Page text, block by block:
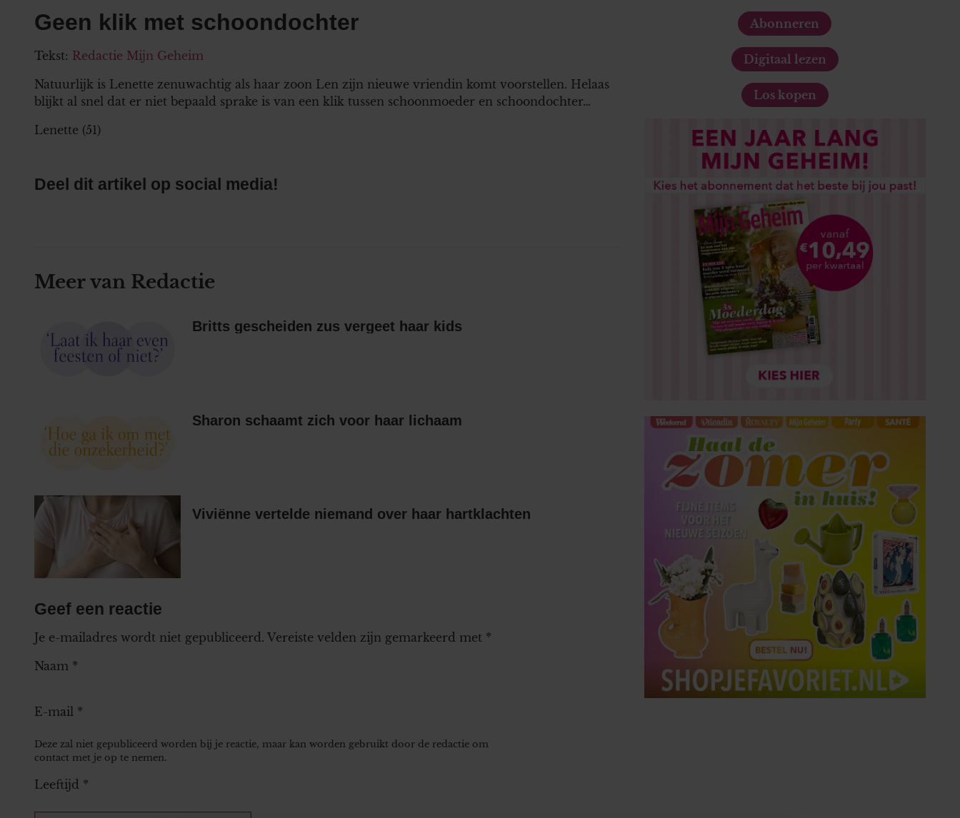
Geen klik met schoondochter
Tekst: Redactie Mijn Geheim
Natuurlijk is Lenette zenuwachtig als haar zoon Len zijn nieuwe vriendin komt voorstellen. Helaas
blijkt al snel dat er niet bepaald sprake is van een klik tussen schoonmoeder en schoondochter…
Lenette (51)
Deel dit artikel op social media!
Meer van Redactie
Britts gescheiden zus vergeet haar kids
Sharon schaamt zich voor haar lichaam
Viviënne vertelde niemand over haar hartklachten
Geef een reactie
Je e-mailadres wordt niet gepubliceerd. Vereiste velden zijn gemarkeerd met *
Naam *
E-mail *
Deze zal niet gepubliceerd worden bij je reactie, maar kan worden gebruikt door de redactie om
contact met je op te nemen.
Leeftijd *
Abonneren
Digitaal lezen
Los kopen